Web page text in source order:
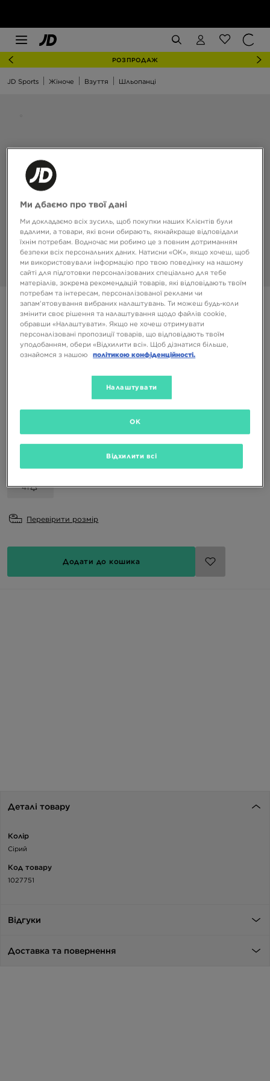
РОЗПРОДАЖ
JD Sports Жіноче Взуття Шльопанці
BIRKENSTOCK BOSTON
4599 ГРН
38
41
Перевірити розмір
Додати до кошика
Деталі товару
Колір
Сірий
Код товару
1027751
Відгуки
Доставка та повернення
Ми дбаємо про твої дані
Ми докладаємо всіх зусиль, щоб покупки наших Клієнтів були
вдалими, а товари, які вони обирають, якнайкраще відповідали
їхнім потребам. Водночас ми робимо це з повним дотриманням
безпеки всіх персональних даних. Натисни «OK», якщо хочеш, щоб
ми використовували інформацію про твою поведінку на нашому
сайті для підготовки персоналізованих спеціально для тебе
матеріалів, зокрема рекомендацій товарів, які відповідають твоїм
потребам та інтересам, персоналізованої реклами чи
запам’ятовування вибраних налаштувань. Ти можеш будь-коли
змінити своє рішення та налаштування щодо файлів cookie,
обравши «Налаштувати». Якщо не хочеш отримувати
персоналізовані пропозиції товарів, що відповідають твоїм
уподобанням, обери «Відхилити всі». Щоб дізнатися більше,
ознайомся з нашою
політикою конфіденційності.
Налаштувати
Відхилити всі
OK